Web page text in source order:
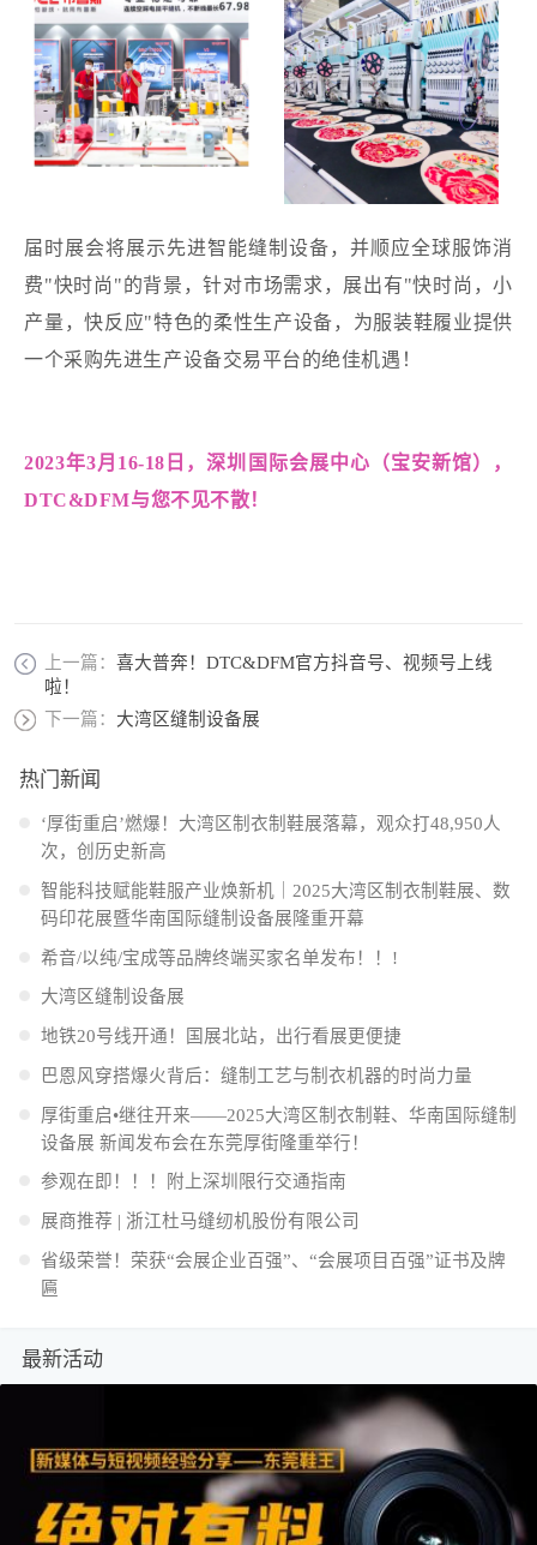
届时展会将展示先进智能缝制设备，并顺应全球服饰消
费"快时尚"的背景，针对市场需求，展出有"快时尚，小
产量，快反应"特色的柔性生产设备，为服装鞋履业提供
一个采购先进生产设备交易平台的绝佳机遇！
2023年3月16-18日，深圳国际会展中心（宝安新馆），
DTC&DFM与您不见不散！
上一篇： 喜大普奔！DTC&DFM官方抖音号、视频号上线
啦！
下一篇： 大湾区缝制设备展
热门新闻
‘厚街重启’燃爆！大湾区制衣制鞋展落幕，观众打48,950人
次，创历史新高
智能科技赋能鞋服产业焕新机｜2025大湾区制衣制鞋展、数
码印花展暨华南国际缝制设备展隆重开幕
希音/以纯/宝成等品牌终端买家名单发布！！!
大湾区缝制设备展
地铁20号线开通！国展北站，出行看展更便捷
巴恩风穿搭爆火背后：缝制工艺与制衣机器的时尚力量
厚街重启•继往开来——2025大湾区制衣制鞋、华南国际缝制
设备展 新闻发布会在东莞厚街隆重举行！
参观在即！！！附上深圳限行交通指南
展商推荐 | 浙江杜马缝纫机股份有限公司
省级荣誉！荣获“会展企业百强”、“会展项目百强”证书及牌
匾
最新活动